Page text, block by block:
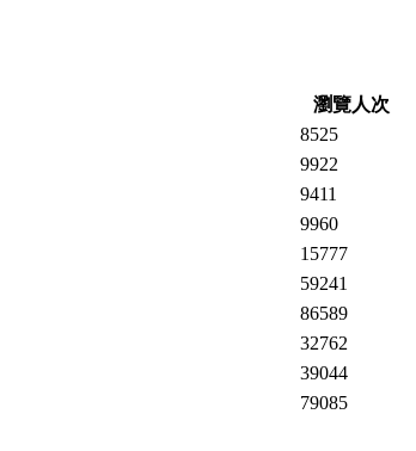
瀏覽人次
8525
9922
9411
9960
15777
59241
86589
32762
39044
79085